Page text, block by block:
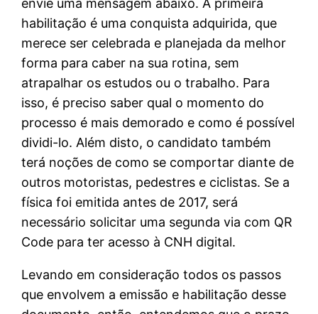
envie uma mensagem abaixo. A primeira
habilitação é uma conquista adquirida, que
merece ser celebrada e planejada da melhor
forma para caber na sua rotina, sem
atrapalhar os estudos ou o trabalho. Para
isso, é preciso saber qual o momento do
processo é mais demorado e como é possível
dividi-lo. Além disto, o candidato também
terá noções de como se comportar diante de
outros motoristas, pedestres e ciclistas. Se a
física foi emitida antes de 2017, será
necessário solicitar uma segunda via com QR
Code para ter acesso à CNH digital.
Levando em consideração todos os passos
que envolvem a emissão e habilitação desse